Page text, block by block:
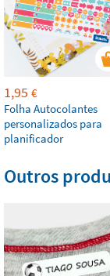
1,95 €
Folha Autocolantes
personalizados para
planificador
Outros